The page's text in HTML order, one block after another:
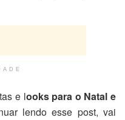
e looks para o Natal e
lendo esse post, vai